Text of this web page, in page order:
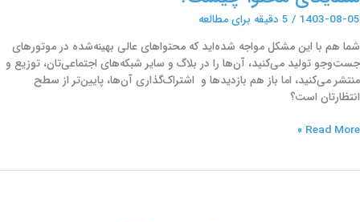
1403-08-05
/ 5 دقیقه برای مطالعه
شما هم با این مشکل مواجه شده‌اید که محتواهای عالی بهینه‌شده در موتورهای
جست‌وجو تولید می‌کنید، آن‌ها را در بلاگ و سایر شبکه‌های اجتماعی‌تان، توزیع و
منتشر می‌کنید، اما باز هم بازدیدها و اشتراک‌گذاری آن‌ها، پایین‌تر از سطح
انتظارتان است؟
Read More »